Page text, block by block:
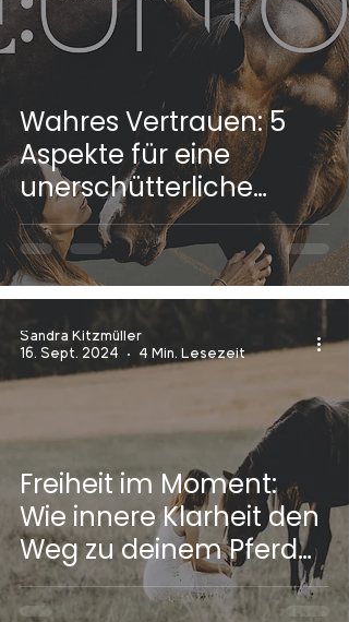
Wahres Vertrauen: 5
Aspekte für eine
unerschütterliche
Beziehung zu deinem
Pferd
Freiheit im Moment:
Wie innere Klarheit den
Weg zu deinem Pferd
ebnet
Sandra Kitzmüller
16. Sept. 2024
4 Min. Lesezeit